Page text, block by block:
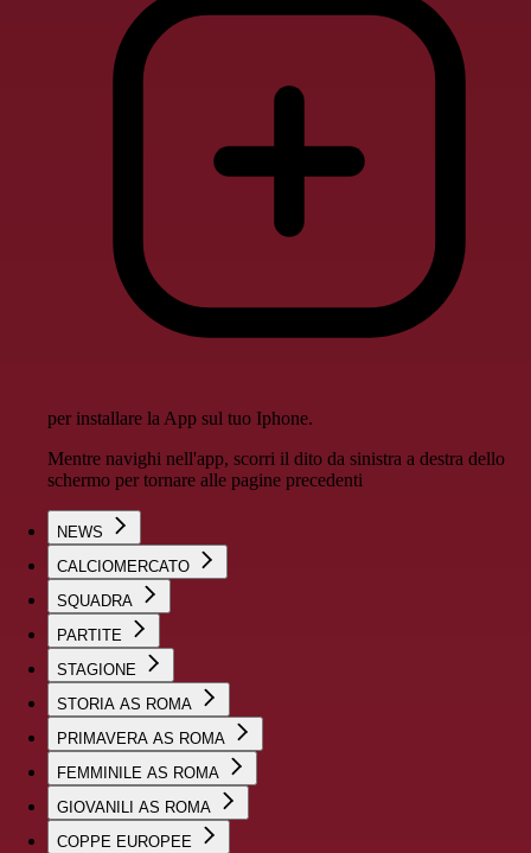
per installare la App sul tuo Iphone.
Mentre navighi nell'app, scorri il dito da sinistra a destra dello
schermo per tornare alle pagine precedenti
NEWS
CALCIOMERCATO
SQUADRA
PARTITE
STAGIONE
STORIA AS ROMA
PRIMAVERA AS ROMA
FEMMINILE AS ROMA
GIOVANILI AS ROMA
COPPE EUROPEE